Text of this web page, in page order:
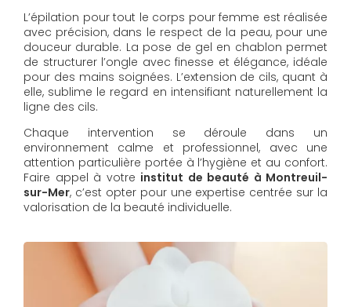
L’épilation pour tout le corps pour femme est réalisée
avec précision, dans le respect de la peau, pour une
douceur durable. La pose de gel en chablon permet
de structurer l’ongle avec finesse et élégance, idéale
pour des mains soignées. L’extension de cils, quant à
elle, sublime le regard en intensifiant naturellement la
ligne des cils.
Chaque intervention se déroule dans un
environnement calme et professionnel, avec une
attention particulière portée à l’hygiène et au confort.
Faire appel à votre institut de beauté à Montreuil-
sur-Mer, c’est opter pour une expertise centrée sur la
valorisation de la beauté individuelle.